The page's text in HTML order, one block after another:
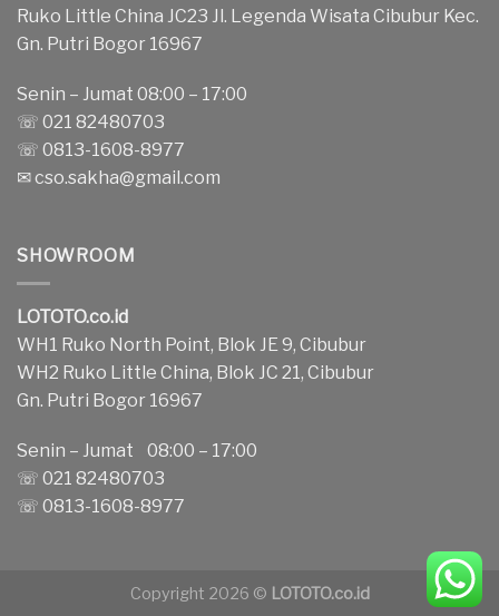
Ruko Little China JC23 Jl. Legenda Wisata Cibubur Kec.
Gn. Putri Bogor 16967
Senin – Jumat 08:00 – 17:00
☏ 021 82480703
☏ 0813-1608-8977
✉cso.sakha@gmail.com
SHOWROOM
LOTOTO.co.id
WH1 Ruko North Point, Blok JE 9, Cibubur
WH2 Ruko Little China, Blok JC 21, Cibubur
Gn. Putri Bogor 16967
Senin – Jumat 08:00 – 17:00
☏ 021 82480703
☏ 0813-1608-8977
Copyright 2026 © LOTOTO.co.id